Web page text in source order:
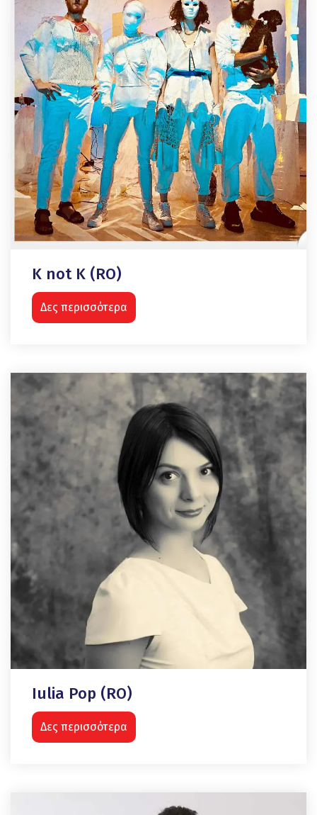
K not K (RO)
Δες περισσότερα
Iulia Pop (RO)
Δες περισσότερα